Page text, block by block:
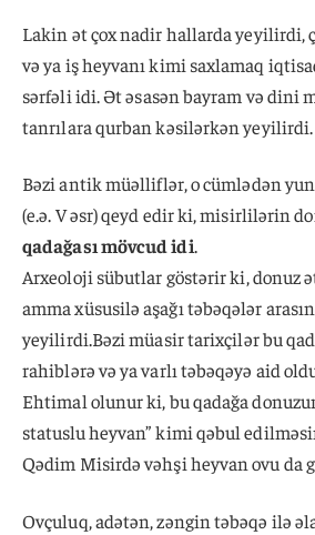
Lakin ət çox nadir hallarda yeyilirdi,
və ya iş heyvanı kimi saxlamaq
sərfəli idi. Ət əsasən bayram və dini
tanrılara qurban kəsilərkən yeyilirdi.
Bəzi antik müəlliflər, o cümlədən
(e.ə. V əsr) qeyd edir ki, misirlilərin
qadağası mövcud idi.
Arxeoloji sübutlar göstərir ki, donuz
amma xüsusilə aşağı təbəqələr
yeyilirdi.Bəzi müasir tarixçilər bu
rahiblərə və ya varlı təbəqəyə aid
Ehtimal olunur ki, bu qadağa
statuslu heyvan” kimi qəbul
Qədim Misirdə vəhşi heyvan ovu da
Ovçuluq, adətən, zəngin təbəqə ilə